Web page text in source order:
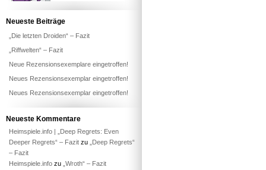
Neueste Beiträge
„Die letzten Droiden“ – Fazit
„Riffwelten“ – Fazit
Neue Rezensionsexemplare eingetroffen!
Neues Rezensionsexemplar eingetroffen!
Neues Rezensionsexemplar eingetroffen!
Neueste Kommentare
Heimspiele.info | „Deep Regrets: Even
Deeper Regrets“ – Fazit zu
„Deep Regrets“
– Fazit
Heimspiele.info zu „Wroth“ – Fazit